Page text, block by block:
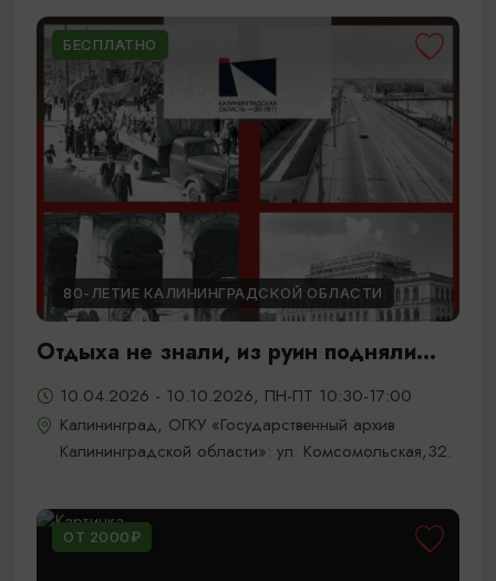
БЕСПЛАТНО
80-ЛЕТИЕ КАЛИНИНГРАДСКОЙ ОБЛАСТИ
Отдыха не знали, из руин подняли...
10.04.2026 - 10.10.2026, ПН-ПТ 10:30-17:00
Калининград, ОГКУ «Государственный архив
Калининградской области»: ул. Комсомольская,32.
ОТ 2000₽